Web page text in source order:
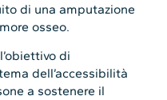
di una amputazione
osseo.
di
dell’accessibilità
a sostenere il